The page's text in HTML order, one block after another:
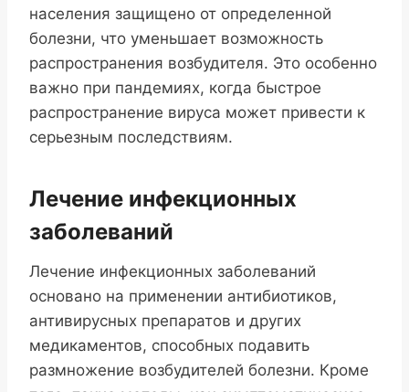
населения защищено от определенной
болезни, что уменьшает возможность
распространения возбудителя. Это особенно
важно при пандемиях, когда быстрое
распространение вируса может привести к
серьезным последствиям.
Лечение инфекционных
заболеваний
Лечение инфекционных заболеваний
основано на применении антибиотиков,
антивирусных препаратов и других
медикаментов, способных подавить
размножение возбудителей болезни. Кроме